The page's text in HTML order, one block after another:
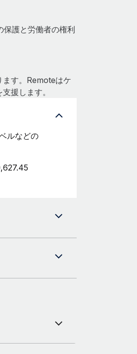
保護と労働者の権利
ます。Remoteはケ
援します。
ルなどの